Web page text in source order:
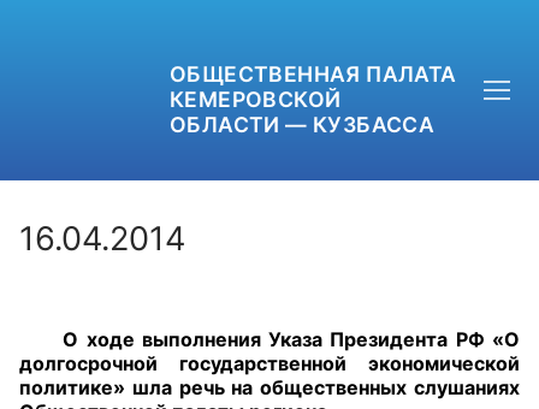
ОБЩЕСТВЕННАЯ ПАЛАТА
КЕМЕРОВСКОЙ
ОБЛАСТИ — КУЗБАССА
OPKO42@BK.RU
16.04.2014
О ходе выполнения Указа Президента РФ «О
долгосрочной государственной экономической
политике» шла речь на общественных слушаниях